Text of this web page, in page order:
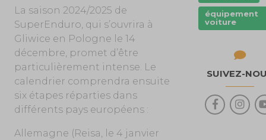
La saison 2024/2025 de
SuperEnduro, qui s’ouvrira à
Gliwice en Pologne le 14
décembre, promet d’être
particulièrement intense. Le
calendrier comprendra ensuite
six étapes réparties dans
différents pays européens :
Allemagne (Reisa, le 4 janvier
équipement
voiture
SUIVEZ-